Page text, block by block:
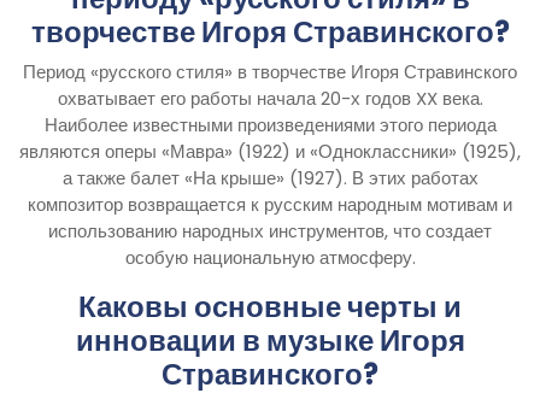
творчестве Игоря Стравинского?
Период «русского стиля» в творчестве Игоря Стравинского
охватывает его работы начала 20-х годов XX века.
Наиболее известными произведениями этого периода
являются оперы «Мавра» (1922) и «Одноклассники» (1925),
а также балет «На крыше» (1927). В этих работах
композитор возвращается к русским народным мотивам и
использованию народных инструментов, что создает
особую национальную атмосферу.
Каковы основные черты и
инновации в музыке Игоря
Стравинского?